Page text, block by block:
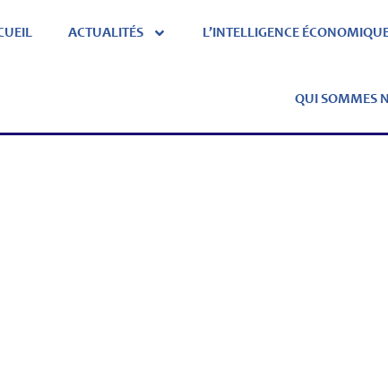
ACTUALITÉS L’INTELLIGENCE
QUI SOMMES